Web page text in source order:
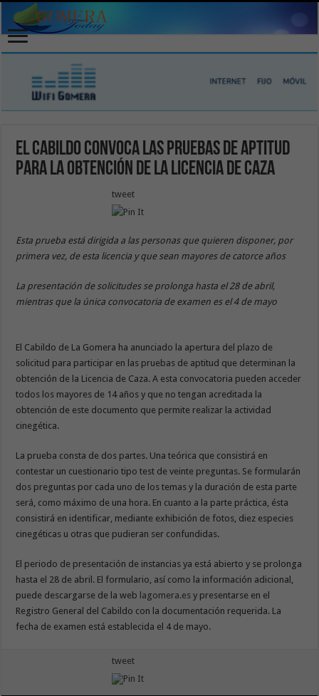
El Cabildo convoca las pruebas de aptitud
para la obtención de la Licencia de Caza
tweet
Esta prueba está dirigida a las personas que quieren disponer, por
primera vez, de esta licencia y que sean mayores de catorce años
La presentación de solicitudes se prolonga hasta el 28 de abril,
mientras que la única convocatoria de examen es el 4 de mayo
El Cabildo de La Gomera ha anunciado la apertura del plazo de
solicitud para participar en las pruebas de aptitud que determinan la
obtención de la Licencia de Caza. A esta convocatoria pueden acceder
todos los mayores de 14 años y que no tengan acreditada la
obtención de este documento que permite realizar la actividad
cinegética.
La prueba consta de dos partes. Una teórica que consistirá en
contestar un cuestionario tipo test de veinte preguntas. Se formularán
dos preguntas por cada uno de los temas y la duración de esta parte
será, como máximo de una hora. En cuanto a la parte práctica, ésta
consistirá en identificar, mediante exhibición de fotos, diez especies
cinegéticas u otras que pudieran ser confundidas.
El periodo de presentación de instancias ya está abierto y se prolonga
hasta el 28 de abril. El formulario, así como la información adicional,
puede descargarse de la web lagomera.esy presentarse en el
Registro General del Cabildo con la documentación requerida. La
fecha de examen está establecida el 4 de mayo.
tweet